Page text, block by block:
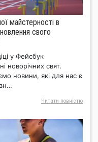
майстерності в
свого
у Фейсбук
новорічних свят.
новини, які для нас є
Читати повнiстю